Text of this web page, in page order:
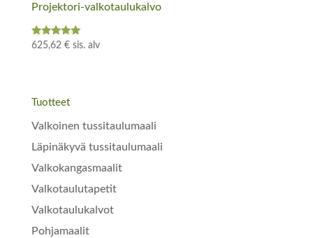
Projektori-valkotaulukalvo
Arvostelu
625,62 € sis. alv
Tuotteet
Valkoinen tussitaulumaali
Läpinäkyvä tussitaulumaali
Valkokangasmaalit
Valkotaulutapetit
Valkotaulukalvot
Pohjamaalit